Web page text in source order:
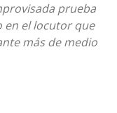
prueba
en el locutor que
más de medio